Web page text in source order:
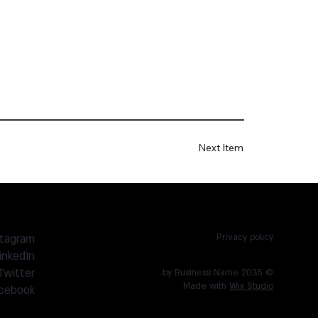
Next Item
Privacy policy
© 2035 by Business Name.
Made with Wix Studio